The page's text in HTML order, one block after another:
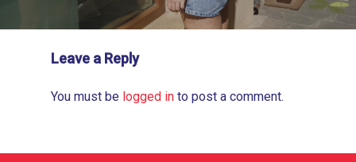
Leave a Reply
You must be logged in to post a comment.